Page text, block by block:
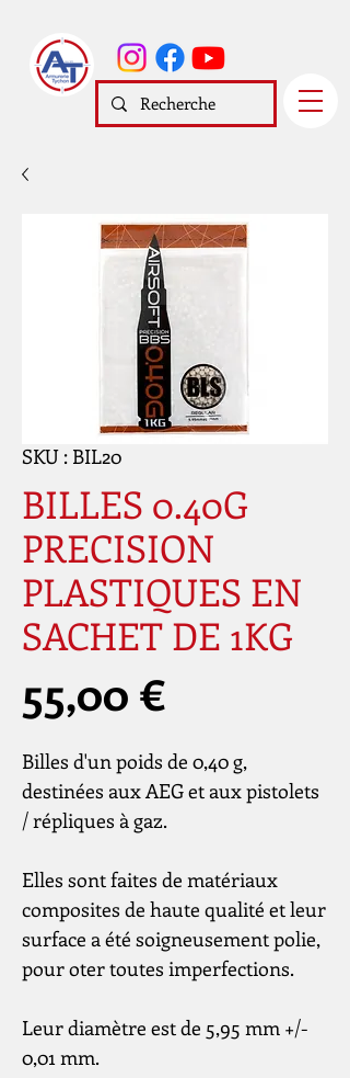
SKU : BIL20
BILLES 0.40G
PRECISION
PLASTIQUES EN
SACHET DE 1KG
55,00 €
Billes d'un poids de 0,40 g,
destinées aux AEG et aux pistolets
/ répliques à gaz.
Elles sont faites de matériaux
composites de haute qualité et leur
surface a été soigneusement polie,
pour oter toutes imperfections.
Leur diamètre est de 5,95 mm +/-
0,01 mm.